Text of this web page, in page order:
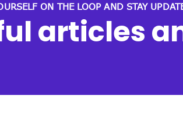
ON THE LOOP AND STAY
articles